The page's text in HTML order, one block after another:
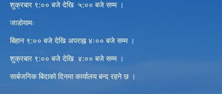
शुक्रबार ९:०० बजे देखि ५:०० बजे सम्म ।
जाडोयामः
बिहान ९:०० बजे देखि अपराह्न ४ः०० बजे सम्म ।
शुक्रबार ९:०० बजे देखि ४:०० बजे सम्म ।
सार्बजनिक बिदाको दिनमा कार्यालय बन्द रहने छ ।